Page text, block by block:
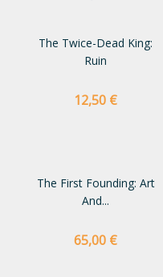
The Twice-Dead King:
Ruin
Preço
12,50 €
The First Founding: Art
And...
Preço
65,00 €